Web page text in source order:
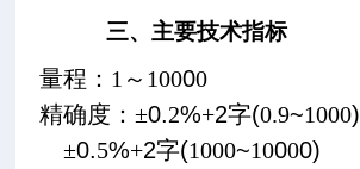
三、 主要技术指标
量程： 1 ～ 10000
精确度：±0.2%+2字(0.9~1000)
±0.5%+2字(1000~10000)